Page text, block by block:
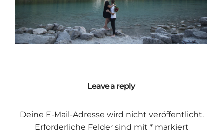
Leave a reply
Deine E-Mail-Adresse wird nicht veröffentlicht.
Erforderliche Felder sind mit *markiert